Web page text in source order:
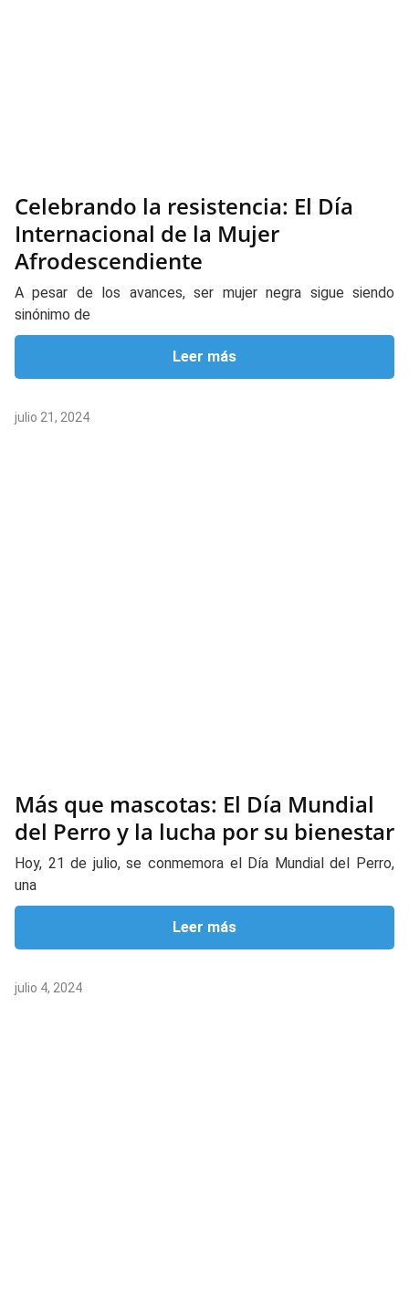
Celebrando la resistencia: El Día
Internacional de la Mujer
Afrodescendiente
A pesar de los avances, ser mujer negra sigue siendo
sinónimo de
Leer más
julio 21, 2024
Más que mascotas: El Día Mundial
del Perro y la lucha por su bienestar
Hoy, 21 de julio, se conmemora el Día Mundial del Perro,
una
Leer más
julio 4, 2024